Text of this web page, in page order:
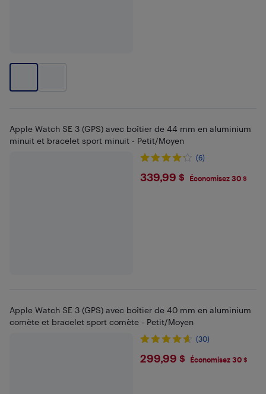
Apple Watch SE 3 (GPS) avec boîtier de 44 mm en aluminium
minuit et bracelet sport minuit - Petit/Moyen
(6)
$339.99
339,99 $ Économisez 30 $
Apple Watch SE 3 (GPS) avec boîtier de 40 mm en aluminium
comète et bracelet sport comète - Petit/Moyen
(30)
$299.99
299,99 $ Économisez 30 $